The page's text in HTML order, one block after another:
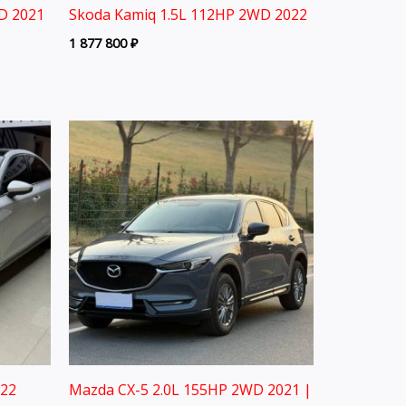
2021 Skoda Kamiq 1.5L 112HP 2WD 2022
1 877 800₽
Mazda CX-5 2.0L 155HP 2WD 2021 |